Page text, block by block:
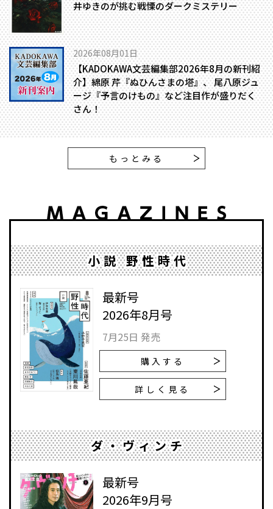
井ゆきのが挑む戦慄のダークミステリー
2026年08月01日
【KADOKAWA文芸編集部2026年8月の新刊紹
介】綿原 芹『ぬひんさまの塔』、 尾八原ジュ
ージ『予言のけもの』など注目作が盛りだく
さん！
もっとみる
小説 野性時代
最新号
2026年8月号
7月25日 発売
購入する
詳しく見る
ダ・ヴィンチ
最新号
2026年9月号